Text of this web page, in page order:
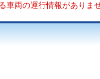
車両の運行情報がありませ